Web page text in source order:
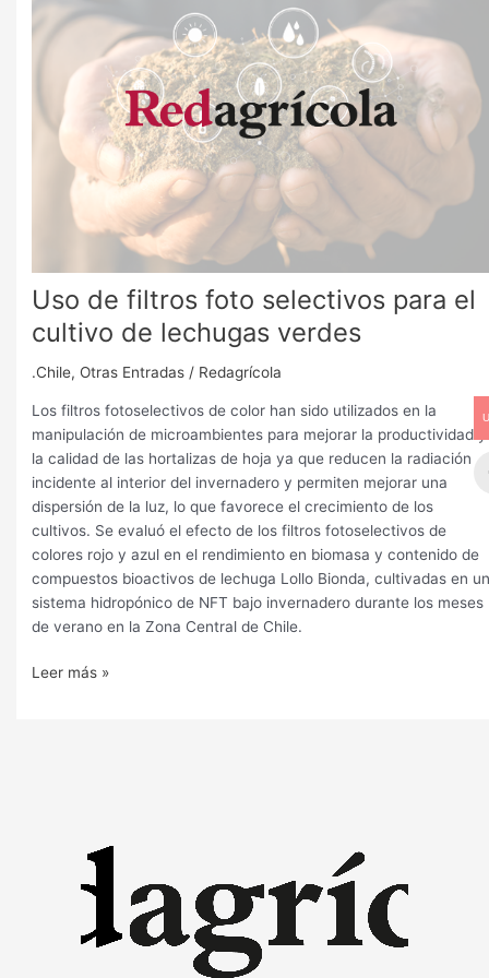
Uso de filtros foto selectivos para el
cultivo de lechugas verdes
.Chile, Otras Entradas/ Redagrícola
Los filtros fotoselectivos de color han sido utilizados en la
manipulación de microambientes para mejorar la productividad y
la calidad de las hortalizas de hoja ya que reducen la radiación
incidente al interior del invernadero y permiten mejorar una
dispersión de la luz, lo que favorece el crecimiento de los
cultivos. Se evaluó el efecto de los filtros fotoselectivos de
colores rojo y azul en el rendimiento en biomasa y contenido de
compuestos bioactivos de lechuga Lollo Bionda, cultivadas en un
sistema hidropónico de NFT bajo invernadero durante los meses
de verano en la Zona Central de Chile.
filtros
foto
selectivos
cultivo
lechugas
verdes
Leer más »